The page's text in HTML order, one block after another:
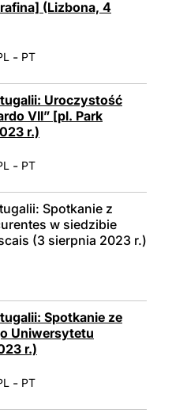
(Lizbona, 4
- PT
Uroczystość
VII” [pl. Park
r.)
- PT
Spotkanie z
w siedzibie
(3 sierpnia 2023 r.)
Spotkanie ze
Uniwersytetu
r.)
- PT